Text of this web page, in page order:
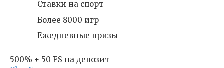
Ставки на спорт
Более 8000 игр
Ежедневные призы
500% + 50 FS на депозит